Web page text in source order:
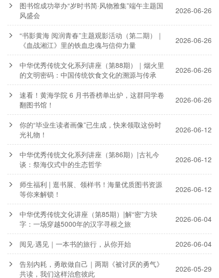
图书馆成功举办“岁时书简·风物雅集”端午主题国
风盛会
2026-06-26
“书影黄海 阅润青春”主题观影活动（第二期）｜
《血战湘江》里的铁血忠魂与信仰力量
2026-06-26
中华优秀传统文化系列讲座（第88期）｜烟火里
的文明密码：中国传统饮食文化的溯源与传承
2026-06-26
速看！黄海学院 6 月书香榜单出炉，这群同学卷
翻图书馆！
2026-06-26
你的“毕业生读者画像”已生成，快来领取这份时
光礼物！
2026-06-12
中华优秀传统文化系列讲座（第86期）|古礼今
谈：祭海仪式中的生态哲学
2026-06-12
师生福利 | 逛书展、领样书！海量优质图书资源
等你来解锁！
2026-06-12
中华优秀传统文化讲座（第85期）|解“密”方块
字：一场穿越5000年的汉字寻根之旅
2026-06-04
阅见·遇见｜一本书的旅行，从你开始 2026-06-04
告别内耗，勇敢做自己｜两期《被讨厌的勇气》
共读，我们这样治愈彼此
2026-05-29